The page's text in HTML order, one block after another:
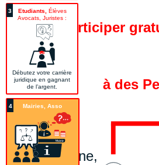
en ligne,
pour participer
à des
3 Etudiants, Élèves
Avocats, Juristes :
Débutez votre carrière
juridique en gagnant
de l’argent.
4 Mairies, Asso